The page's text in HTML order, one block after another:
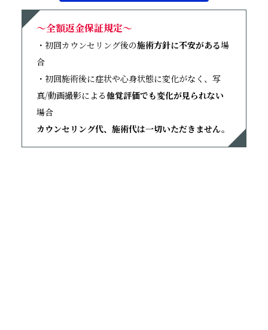
～全額返金保証規定～
・初回カウンセリング後の施術方針に不安がある場
合
・初回施術後に症状や心身状態に変化がなく、写
真/動画撮影による他覚評価でも変化が見られない
場合
カウンセリング代、施術代は一切いただきません。